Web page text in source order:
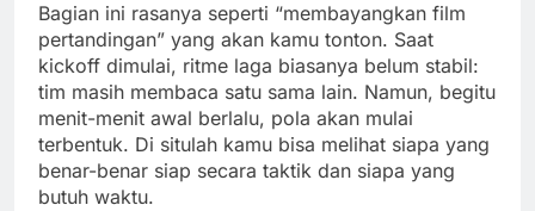
Bagian ini rasanya seperti “membayangkan film
pertandingan” yang akan kamu tonton. Saat
kickoff dimulai, ritme laga biasanya belum stabil:
tim masih membaca satu sama lain. Namun, begitu
menit-menit awal berlalu, pola akan mulai
terbentuk. Di situlah kamu bisa melihat siapa yang
benar-benar siap secara taktik dan siapa yang
butuh waktu.